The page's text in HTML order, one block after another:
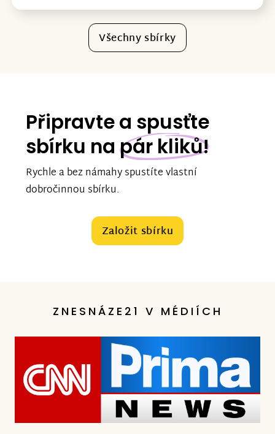
Všechny sbírky
Připravte a spusťte
sbírku na pár kliků!
Rychle a bez námahy spustíte vlastní
dobročinnou sbírku.
Založit sbírku
ZNESNÁZE21 V MÉDIÍCH